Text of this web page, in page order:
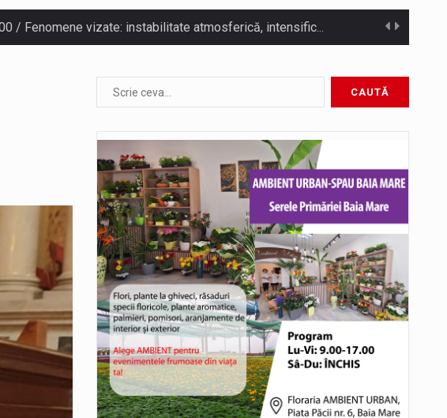
COD GALBEN. Interval de valabilitate: 07 august, ora 12.00 – 07 august, ora 23.00 / Fenomene vizate: instabilitate atmosferică, intensificări…
fie zilele acestea mărul discordiei între administrații.…
Noile statii de călători, achizitionate la preț de garsonieră per bucată, dezamăgesc total cetățenii care folosesc mijloacele de transport în…
Municipiul Baia Mare, prin Serviciul Public Comunitar Local de Evidență a Persoanelor - Serviciul Evidența Persoanelor, îi informează pe cetățenii…
municipiului. Orasul este la propriu impânzit de ei…
a sustinut o dezbatere pe teme…
Liceul Ucrainean „Taras Șevcenko” din Sighetu Marmației, singurul liceu din România cu predare în limba ucraineană, are potențialul de a-și…
Proiectul pentru reconstrucția definitivă a podului peste râul Săsar din Baia Mare avansează într-o nouă etapă concretă. După asigurarea finanțării…